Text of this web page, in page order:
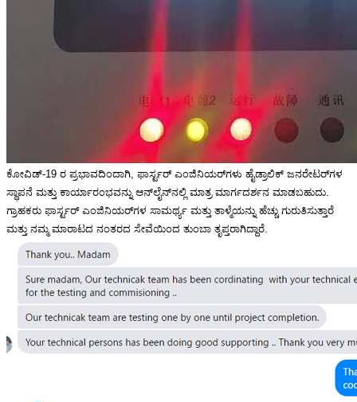
ಕೋವಿಡ್-19 ರ ಪ್ರಭಾವದಿಂದಾಗಿ, ಫಾರ್ಸ್ಟರ್ ಎಂಜಿನಿಯರ್‌ಗಳು ಹೈಡ್ರಾಲಿಕ್ ಜನರೇಟರ್‌ಗಳ
ಸ್ಥಾಪನೆ ಮತ್ತು ಕಾರ್ಯಾರಂಭವನ್ನು ಆನ್‌ಲೈನ್‌ನಲ್ಲಿ ಮಾತ್ರ ಮಾರ್ಗದರ್ಶನ ಮಾಡಬಹುದು.
ಗ್ರಾಹಕರು ಫಾರ್ಸ್ಟರ್ ಎಂಜಿನಿಯರ್‌ಗಳ ಸಾಮರ್ಥ್ಯ ಮತ್ತು ತಾಳ್ಮೆಯನ್ನು ಹೆಚ್ಚು ಗುರುತಿಸುತ್ತಾರೆ
ಮತ್ತು ನಮ್ಮ ಮಾರಾಟದ ನಂತರದ ಸೇವೆಯಿಂದ ತುಂಬಾ ತೃಪ್ತರಾಗಿದ್ದಾರೆ.